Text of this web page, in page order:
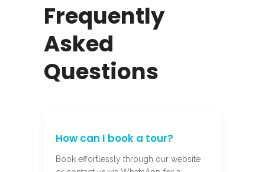
Frequently
Asked
Questions
How can I book a tour?
Book effortlessly through our website